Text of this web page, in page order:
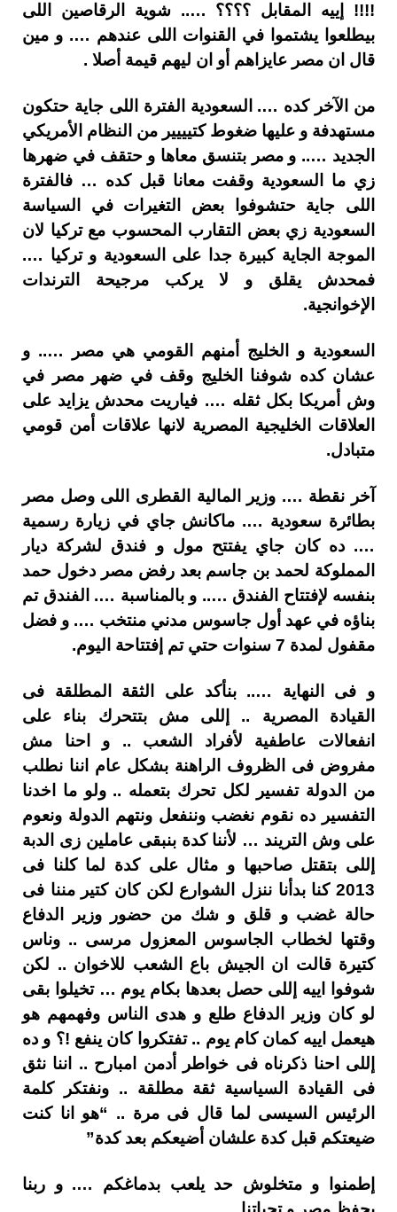
!!!! إييه المقابل ؟؟؟؟ ….. شوية الرقاصين اللى
بيطلعوا يشتموا في القنوات اللى عندهم …. و مين
قال ان مصر عايزاهم أو ان ليهم قيمة أصلا .
من الآخر كده …. السعودية الفترة اللى جاية حتكون
مستهدفة و عليها ضغوط كتيييير من النظام الأمريكي
الجديد ….. و مصر بتنسق معاها و حتقف في ضهرها
زي ما السعودية وقفت معانا قبل كده … فالفترة
اللى جاية حتشوفوا بعض التغيرات في السياسة
السعودية زي بعض التقارب المحسوب مع تركيا لان
الموجة الجاية كبيرة جدا على السعودية و تركيا ….
فمحدش يقلق و لا يركب مرجيحة الترندات
الإخوانجية.
السعودية و الخليج أمنهم القومي هي مصر ….. و
عشان كده شوفنا الخليج وقف في ضهر مصر في
وش أمريكا بكل ثقله …. فياريت محدش يزايد على
العلاقات الخليجية المصرية لانها علاقات أمن قومي
متبادل.
آخر نقطة …. وزير المالية القطرى اللى وصل مصر
بطائرة سعودية …. ماكانش جاي في زيارة رسمية
…. ده كان جاي يفتتح مول و فندق لشركة ديار
المملوكة لحمد بن جاسم بعد رفض مصر دخول حمد
بنفسه لإفتتاح الفندق ….. و بالمناسبة …. الفندق تم
بناؤه في عهد أول جاسوس مدني منتخب …. و فضل
مقفول لمدة 7 سنوات حتي تم إفتتاحة اليوم.
و فى النهاية ….. بنأكد على الثقة المطلقة فى
القيادة المصرية .. إللى مش بتتحرك بناء على
انفعالات عاطفية لأفراد الشعب .. و احنا مش
مفروض فى الظروف الراهنة بشكل عام اننا نطلب
من الدولة تفسير لكل تحرك بتعمله .. ولو ما اخدنا
التفسير ده نقوم نغضب وننفعل ونتهم الدولة ونعوم
على وش التريند … لأننا كدة بنبقى عاملين زى الدبة
إللى بتقتل صاحبها و مثال على كدة لما كلنا فى
2013 كنا بدأنا ننزل الشوارع لكن كان كتير مننا فى
حالة غضب و قلق و شك من حضور وزير الدفاع
وقتها لخطاب الجاسوس المعزول مرسى .. وناس
كتيرة قالت ان الجيش باع الشعب للاخوان .. لكن
شوفوا اييه إللى حصل بعدها بكام يوم … تخيلوا بقى
لو كان وزير الدفاع طلع و هدى الناس وفهمهم هو
هيعمل اييه كمان كام يوم .. تفتكروا كان ينفع !؟ و ده
إللى احنا ذكرناه فى خواطر أدمن امبارح .. اننا نثق
فى القيادة السياسية ثقة مطلقة .. ونفتكر كلمة
الرئيس السيسى لما قال فى مرة .. “هو انا كنت
ضيعتكم قبل كدة علشان أضيعكم بعد كدة”
إطمنوا و متخلوش حد يلعب بدماغكم …. و ربنا